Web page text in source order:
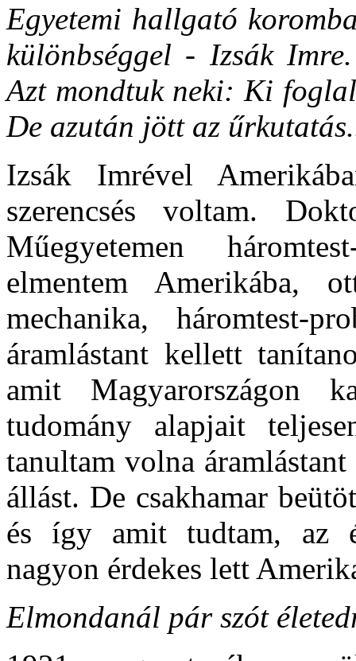
Egyetemi hallgató
különbséggel - Izsák
Azt mondtuk neki: Ki
De azután jött az
Izsák Imrével
szerencsés voltam.
Műegyetemen
elmentem Amerikába,
mechanika, háromtest-
áramlástant kellett
amit Magyarországon
tudomány alapjait
tanultam volna
állást. De csakhamar
és így amit tudtam, az
nagyon érdekes lett
Elmondanál pár szót